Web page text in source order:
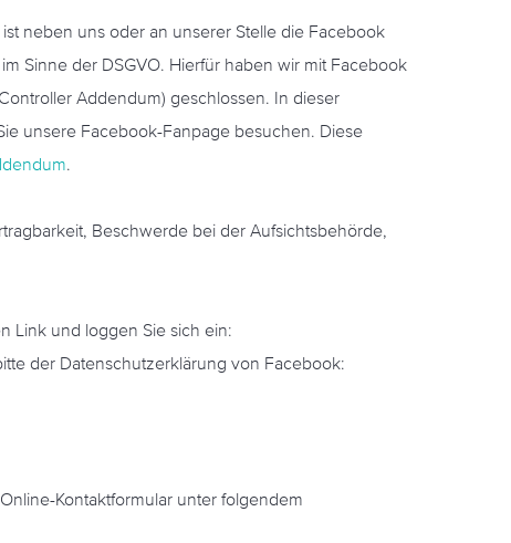
neben uns oder an unserer Stelle die Facebook
Sinne der DSGVO. Hierfür haben wir mit Facebook
Addendum) geschlossen. In dieser
unsere Facebook-Fanpage besuchen. Diese
.
Beschwerde bei der Aufsichtsbehörde,
Link und loggen Sie sich ein:
der Datenschutzerklärung von Facebook:
Kontaktformular unter folgendem